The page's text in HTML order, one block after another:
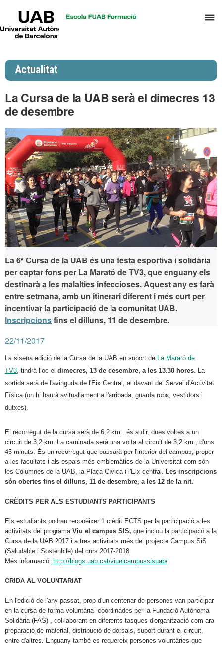
el
Universitat
Actualitat
La Cursa de la UAB serà el dimecres 13
de desembre
La 6ª Cursa de la UAB és una festa esportiva i solidària
per captar fons per La Marató de TV3, que enguany els
destinarà a les malalties infeccioses. Aquest any es farà
entre setmana, amb un itinerari diferent i més curt per
incentivar la participació de la comunitat UAB.
Inscripcionsfins el dilluns, 11 de desembre.
22/11/2017
La sisena edició de la Cursa de la UAB en suport de La Marató de
TV3 , tindrà lloc el dimecres, 13 de desembre, a les 13.30 hores . La
sortida serà de l'avinguda de l'Eix Central, al davant del Servei d'Activitat
Física (on hi haurà avituallament a l'arribada, guarda roba, vestidors i
dutxes).
El recorregut de la cursa serà de 6,2 km., és a dir, dues voltes a un
circuit de 3,2 km. La caminada serà una volta al circuit de 3,2 km., d'uns
45 minuts. És un recorregut que passarà per l'interior del campus, proper
a les facultats i als espais més emblemàtics de la Universitat com són
les Columnes de la UAB, la Plaça Cívica i l'Eix central. Les inscripcions
són obertes fins el dilluns, 11 de desembre, a les 12 de la nit.
CRÈDITS PER ALS ESTUDIANTS PARTICIPANTS
Els estudiants podran reconèixer 1 crèdit ECTS per la participació a les
activitats del programa Viu el campus SIS, que inclou la participació a la
Cursa de la UAB 2017 i a tres activitats més del projecte Campus SiS
(Saludable i Sostenbile) del curs 2017-2018.
Més informació: http://blogs.uab.cat/viuelcampussisuab/
CRIDA AL VOLUNTARIAT
En l'edició de l'any passat, prop d'un centenar de persones van participar
en la cursa de forma voluntària -coordinades per la Fundació Autònoma
Solidària (FAS)-, col·laborant en diferents tasques d'organització com ara
preparació de material, distribució de dorsals, suport durant el circuit,
entre d'altres. Enguany també es requereix persones voluntàries que